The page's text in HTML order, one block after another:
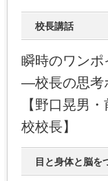
校長講話
瞬時のワン
―校長の思考
【野口晃男
校校長】
目と身体と脳を